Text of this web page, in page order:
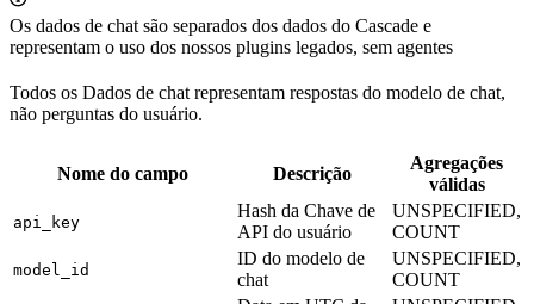
Os dados de chat são separados dos dados do Cascade e
representam o uso dos nossos plugins legados, sem agentes
Todos os Dados de chat representam respostas do modelo de chat,
não perguntas do usuário.
Nome do campo Descrição
Agregações
válidas
api_key
Hash da Chave de
API do usuário
UNSPECIFIED,
COUNT
model_id
ID do modelo de
chat
UNSPECIFIED,
COUNT